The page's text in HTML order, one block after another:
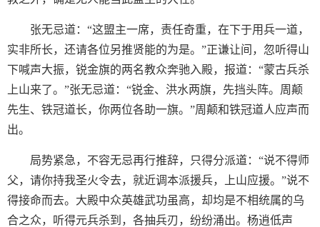
张无忌道：“这盟主一席，责任奇重，在下于用兵一道，
实非所长，还请各位另推贤能的为是。”正谦让间，忽听得山
下喊声大振，锐金旗的两名教众奔驰入殿，报道：“蒙古兵杀
上山来了。”张无忌道：“锐金、洪水两旗，先挡头阵。周颠
先生、铁冠道长，你两位各助一旗。”周颠和铁冠道人应声而
出。
局势紧急，不容无忌再行推辞，只得分派道：“说不得师
父，请你持我圣火令去，就近调本派援兵，上山应援。”说不
得接命而去。大殿中众英雄武功虽高，却均是不相统属的乌
合之众，听得元兵杀到，各抽兵刃，纷纷涌出。杨逍低声